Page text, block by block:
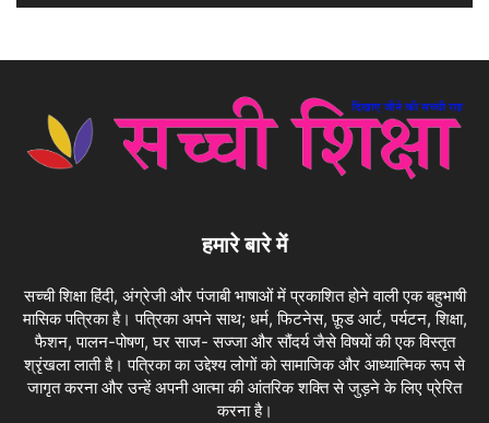
हमारे बारे में
सच्ची शिक्षा हिंदी, अंग्रेजी और पंजाबी भाषाओं में प्रकाशित होने वाली एक बहुभाषी
मासिक पत्रिका है। पत्रिका अपने साथ; धर्म, फिटनेस, फ़ूड आर्ट, पर्यटन, शिक्षा,
फैशन, पालन-पोषण, घर साज- सज्जा और सौंदर्य जैसे विषयों की एक विस्तृत
श्रृंखला लाती है। पत्रिका का उद्देश्य लोगों को सामाजिक और आध्यात्मिक रूप से
जागृत करना और उन्हें अपनी आत्मा की आंतरिक शक्ति से जुड़ने के लिए प्रेरित
करना है।